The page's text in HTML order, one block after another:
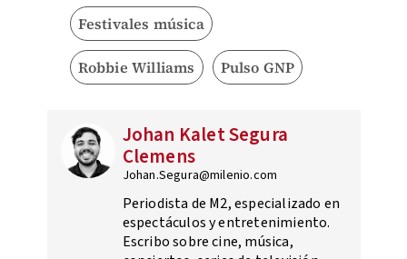
Festivales música
Robbie Williams Pulso GNP
Johan Kalet Segura
Clemens
Johan.Segura@milenio.com
Periodista de M2, especializado en
espectáculos y entretenimiento.
Escribo sobre cine, música,